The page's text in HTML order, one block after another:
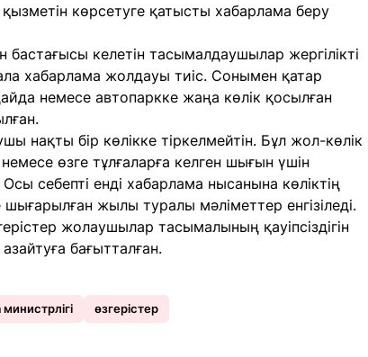
көрсетуге қатысты хабарлама беру
келетін тасымалдаушылар жергілікті
хабарлама жолдауы тиіс. Сонымен қатар
немесе автопаркке жаңа көлік қосылған
нақты бір көлікке тіркелмейтін. Бұл жол-көлік
өзге тұлғаларға келген шығын үшін
себепті енді хабарлама нысанына көліктің
жылы туралы мәліметтер енгізіледі.
жолаушылар тасымалының қауіпсіздігін
бағытталған.
өзгерістер